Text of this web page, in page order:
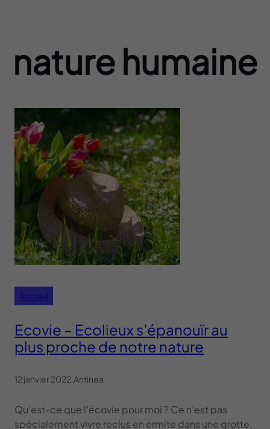
nature humaine
Accueil
Ecovie – Ecolieux s’épanouïr au
plus proche de notre nature
12 janvier 2022 Antinea
Qu’est-ce que l’écovie pour moi ? Ce n’est pas
spécialement vivre reclus en ermite dans une grotte.